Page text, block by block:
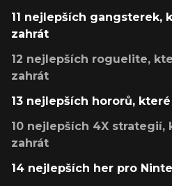
11 nejlepších gangsterek,
zahrát
12 nejlepších roguelite,
zahrát
13 nejlepších hororů,
10 nejlepších 4X
zahrát
14 nejlepších her pro